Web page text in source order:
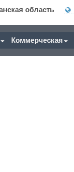
область
Коммерческая